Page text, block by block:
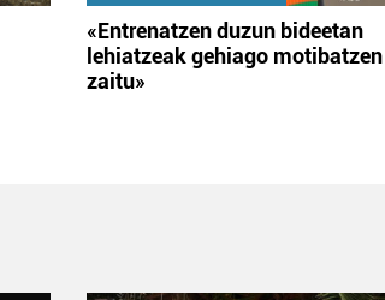
«Entrenatzen duzun bideetan
lehiatzeak gehiago motibatzen
zaitu»